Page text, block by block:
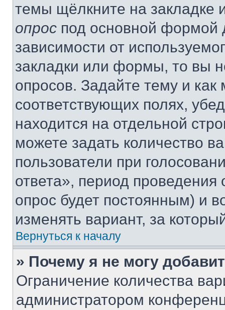
темы щёлкните на
опрос под основной формой
зависимости от
закладки или формы, то вы
опросов. Задайте тему и
соответствующих полях,
находится на отдельной
можете задать количество
пользователи при
ответа», период проведения
опрос будет постоянным) и
изменять вариант, за
Вернуться к началу
» Почему я не могу
Ограничение количества
администратором